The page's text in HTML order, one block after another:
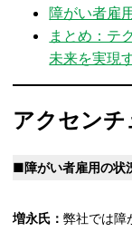
障がい者雇
まとめ：テ
未来を実現
アクセン
■障がい者雇用の状
増永氏：弊社では障